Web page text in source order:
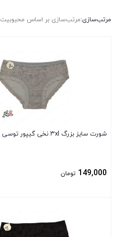
مرتب‌سازی:مرتب‌سازی بر اساس محبوبیت
شورت سایز بزرگ ۳xl نخی گیپور توسی
149,000 تومان